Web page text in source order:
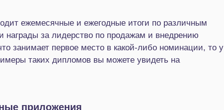
ежемесячные и ежегодные итоги по различным
за лидерство по продажам и внедрению
занимает первое место в какой-либо номинации, то у
таких дипломов вы можете увидеть на
приложения